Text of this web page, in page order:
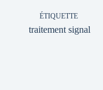
ÉTIQUETTE
traitement signal